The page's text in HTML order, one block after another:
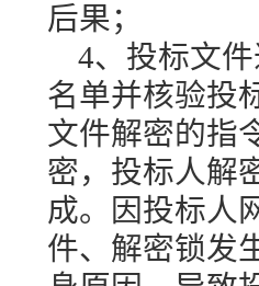
后果；
4、投标文
名单并核验投
文件解密的指
密，投标人解
成。因投标人
件、解密锁发